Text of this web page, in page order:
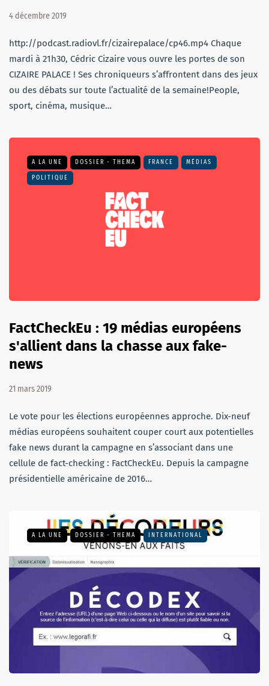
4 décembre 2019
http://podcast.radiovl.fr/cizairepalace/cp46.mp4 Chaque
mardi à 21h30, Cédric Cizaire vous ouvre les portes de son
CIZAIRE PALACE ! Ses chroniqueurs s’affrontent dans des jeux
ou des débats sur toute l’actualité de la semaine!People,
sport, cinéma, musique…
A LA UNE DOSSIER - THEMA FRANCE MÉDIAS
POLITIQUE
FactCheckEu : 19 médias européens
s'allient dans la chasse aux fake-
news
21 mars 2019
Le vote pour les élections européennes approche. Dix-neuf
médias européens souhaitent couper court aux potentielles
fake news durant la campagne en s’associant dans une
cellule de fact-checking : FactCheckEu. Depuis la campagne
présidentielle américaine de 2016…
A LA UNE DOSSIER - THEMA INTERNATIONAL